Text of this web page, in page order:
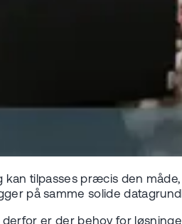
tilpasses præcis den
på samme solide